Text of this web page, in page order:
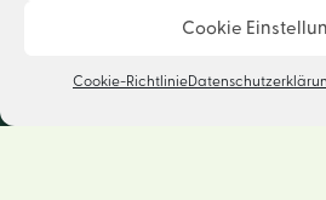
Cookie
Cookie-Richtlinie